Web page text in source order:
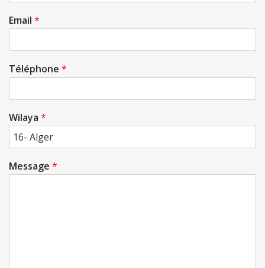
Email *
Téléphone *
Wilaya *
Message *